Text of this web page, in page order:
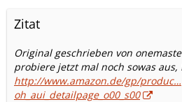
Zitat
Original geschrieben von
probiere jetzt mal noch sowas aus,
http://www.amazon.de/gp/produc…
oh_aui_detailpage_o00_s00